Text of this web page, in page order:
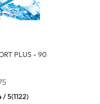
PLUS - 90
/ 5(1122)